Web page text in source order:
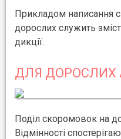
Прикладом написання
дорослих служить
дикції.
ДЛЯ ДОРОСЛИХ
Поділ скоромовок на
Відмінності